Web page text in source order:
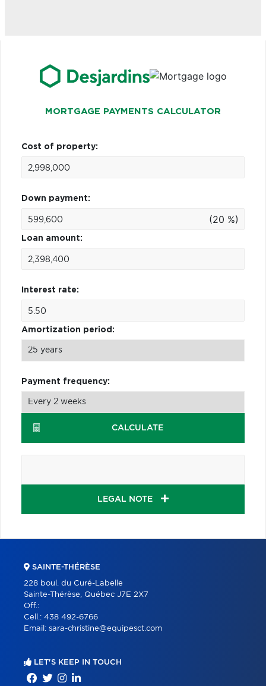
MORTGAGE PAYMENTS CALCULATOR
Cost of property:
Down payment:
(20 %)
Loan amount:
Interest rate:
Amortization period:
Payment frequency:
CALCULATE
LEGAL NOTE
SAINTE-THÉRÈSE
228 boul. du Curé-Labelle
Sainte-Thérèse, Québec J7E 2X7
Off.:
Cell.: 438 492-6766
Email: sara-christine@equipesct.com
LET'S KEEP IN TOUCH